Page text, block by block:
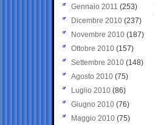
Gennaio 2011 (253)
Dicembre 2010 (237)
Novembre 2010 (187)
Ottobre 2010 (157)
Settembre 2010 (148)
Agosto 2010 (75)
Luglio 2010 (86)
Giugno 2010 (76)
Maggio 2010 (75)